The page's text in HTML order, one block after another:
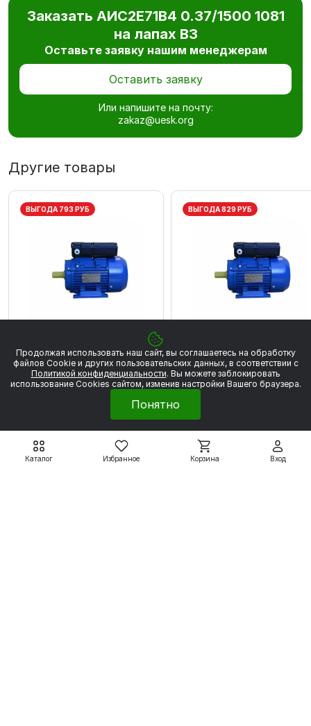
Каталог Избранное Корзина Вход
Заказать АИС2Е71В4 0.37/1500 1081
на лапах В3
Оставьте заявку нашим менеджерам
Оставить заявку
Или напишите на почту:
zakaz@uesk.org
Другие товары
ВЫГОДА 793 РУБ
Электродвигатели АИС2Е
DIN
АИС2Е63А2 0.18/3000
Подробнее
ВЫГОДА 829 РУБ
Электродвигатели АИС2Е
DIN
АИС2Е63В2 0.25/3000
Подробнее
Продолжая использовать наш сайт, вы соглашаетесь на обработку
файлов Сookie и других пользовательских данных, в соответствии с
Политикой конфиденциальности. Вы можете заблокировать
использование Cookies сайтом, изменив настройки Вашего браузера.
Понятно